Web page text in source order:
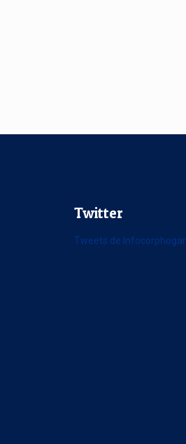
Twitter
Tweets de Infocorphogar